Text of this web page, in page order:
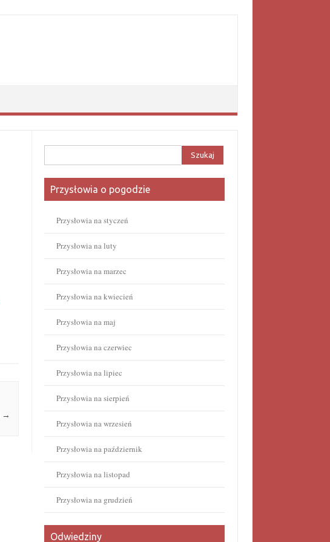
→
Przysłowia o pogodzie
Przysłowia na styczeń
Przysłowia na luty
Przysłowia na marzec
Przysłowia na kwiecień
Przysłowia na maj
Przysłowia na czerwiec
Przysłowia na lipiec
Przysłowia na sierpień
Przysłowia na wrzesień
Przysłowia na październik
Przysłowia na listopad
Przysłowia na grudzień
Odwiedziny